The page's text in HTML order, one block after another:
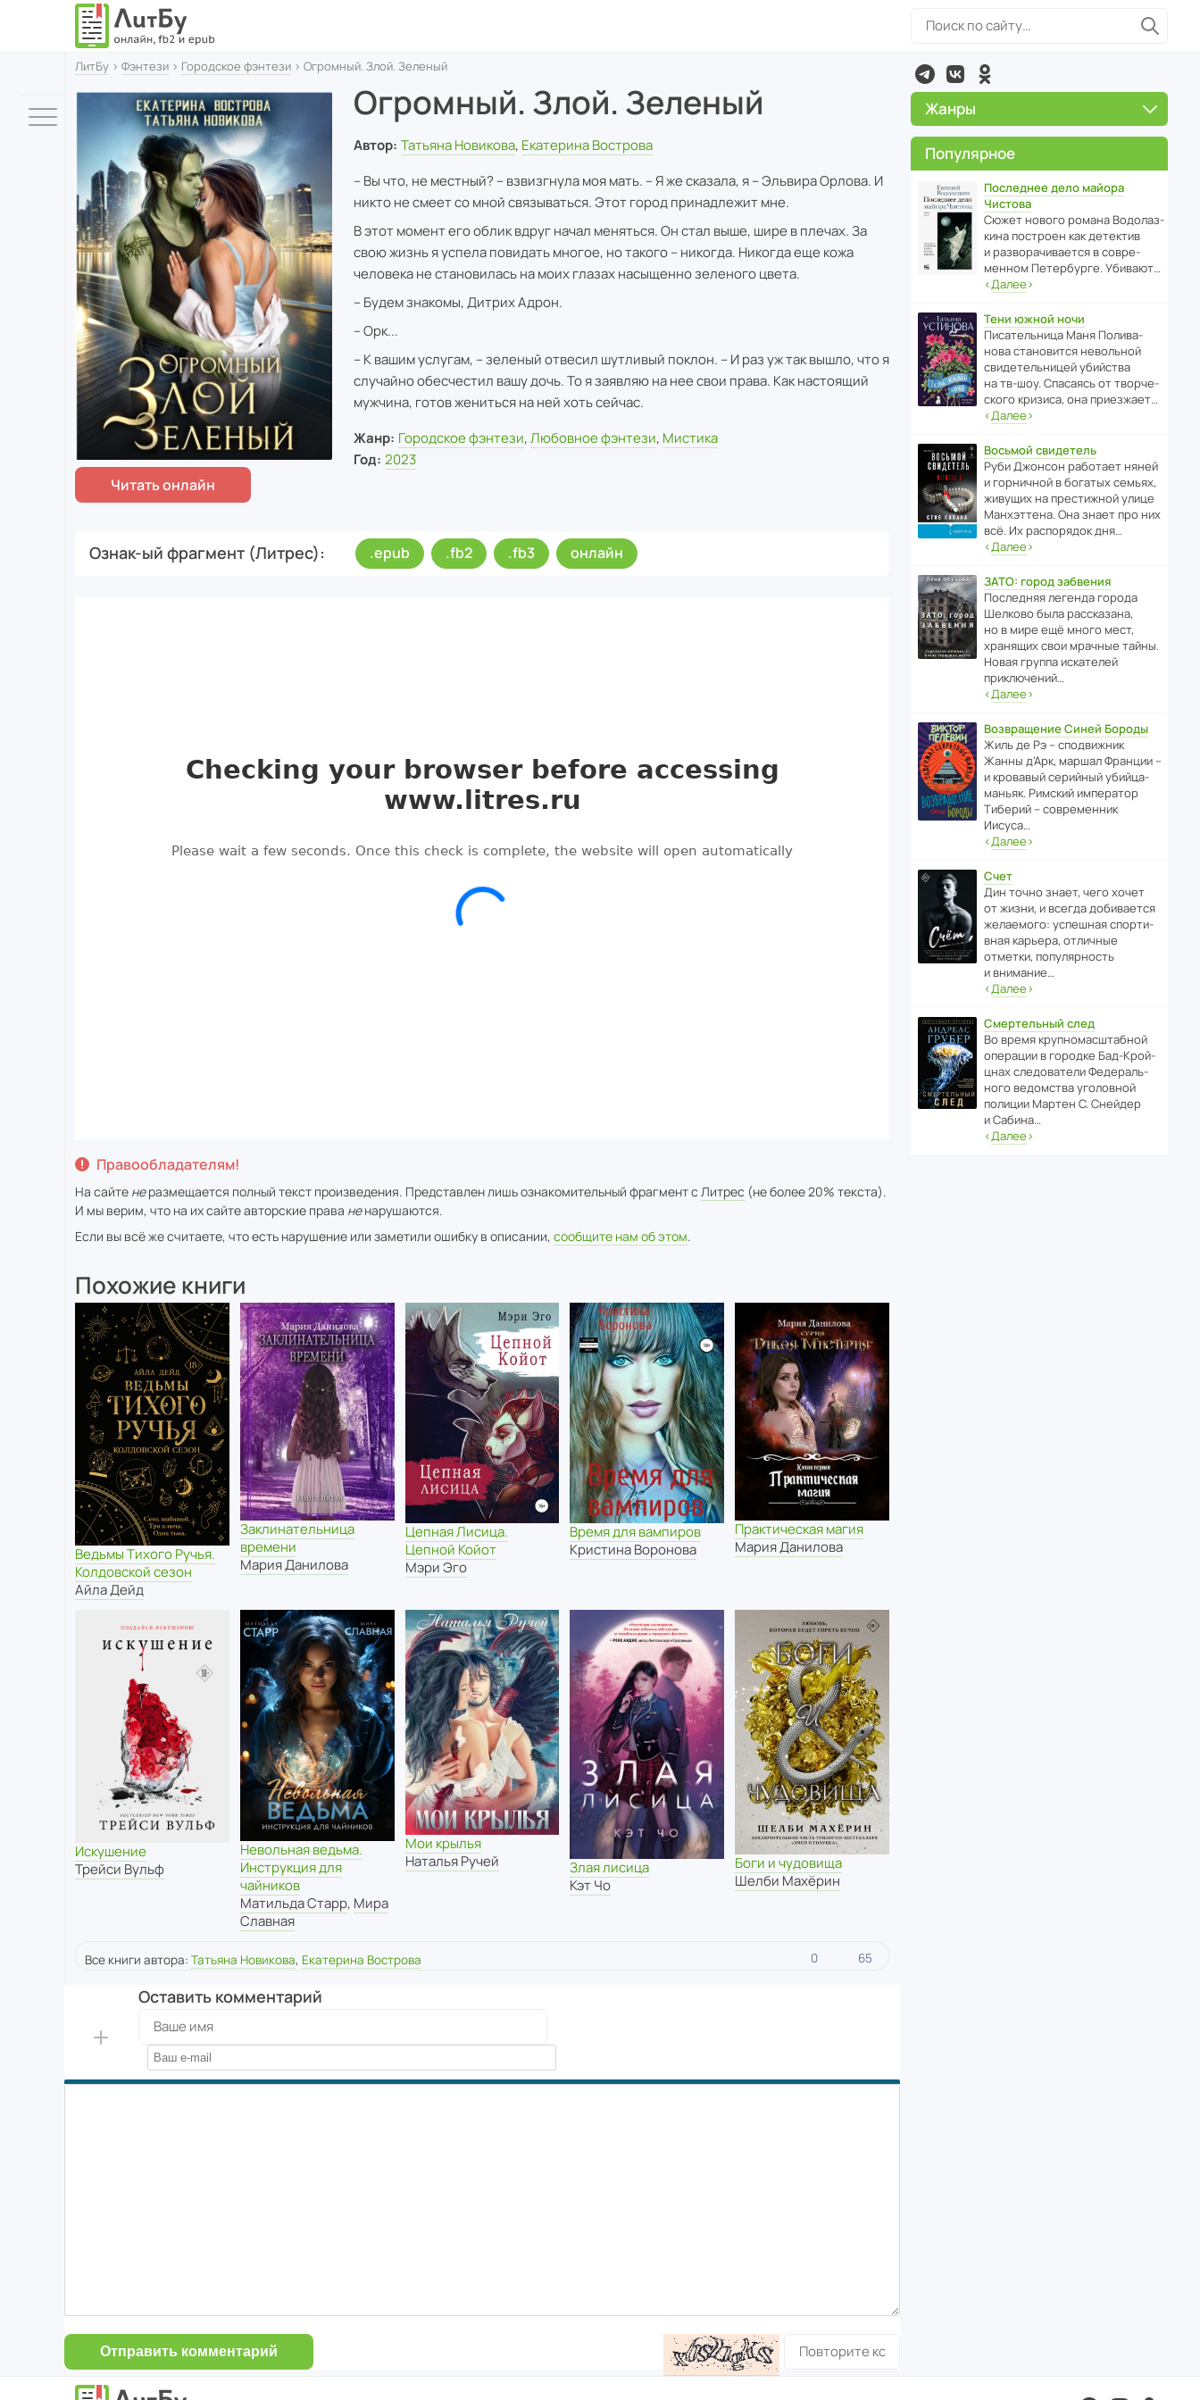
ЛитБу › Фэнтези › Городское фэнтези › Огромный. Злой. Зеленый
Огромный. Злой. Зеленый
Автор: Татьяна Новикова, Екатерина Вострова
– Вы что, не местный? – взвизгнула моя мать. – Я же сказала, я – Эльвира Орлова. И
никто не смеет со мной связываться. Этот город принадлежит мне.
В этот момент его облик вдруг начал меняться. Он стал выше, шире в плечах. За
свою жизнь я успела повидать многое, но такого – никогда. Никогда еще кожа
человека не становилась на моих глазах насыщенно зеленого цвета.
– Будем знакомы, Дитрих Адрон.
– Орк...
– К вашим услугам, – зеленый отвесил шутливый поклон. – И раз уж так вышло, что я
случайно обесчестил вашу дочь. То я заявляю на нее свои права. Как настоящий
мужчина, готов жениться на ней хоть сейчас.
Жанр: Городское фэнтези,Любовное фэнтези, Мистика
Год: 2023
Ознак-ый фрагмент (Литрес) .epub .fb2 .fb3 онлайн
Правообладателям!
На сайте неразмещается полный текст произведения. Представлен лишь ознакомительный фрагмент с Литрес (не более 20% текста).
И мы верим, что на их сайте авторские права ненарушаются.
Если вы всё же считаете, что есть нарушение или заметили ошибку в описании, сообщите нам об этом.
Похожие книги
Ведьмы Тихого Ручья.
Колдовской сезон
Айла Дейд
Заклинательница
времени
Мария Данилова
Цепная Лисица.
Цепной Койот
Мэри Эго
Время для вампиров
Кристина Воронова
Практическая магия
Мария Данилова
Искушение
Трейси Вульф
Невольная ведьма.
Инструкция для
чайников
Матильда Старр, Мира
Славная
Мои крылья
Наталья Ручей
Злая лисица
Кэт Чо
Боги и чудовища
Шелби Махёрин
Все книги автора: Татьяна Новикова, Екатерина Вострова 0 65
Оставить комментарий
Отправить комментарий
Жанры
Популярное
Последнее дело майора
Чистова
Сюжет нового романа Водо­ла­з­
кина пост­роен как дете­ктив
и разво­ра­чи­ва­ется в совре­
менном Пете­р­бурге. Убивают…
‹Далее›
Тени южной ночи
Писа­тель­ница Маня Поли­ва­
нова стано­вится невольной
свиде­тель­ницей убийства
на тв-шоу. Спасаясь от твор­че­
с­кого кризиса, она приезжает…
‹Далее›
Восьмой свидетель
Руби Джонсон рабо­тает няней
и горни­чной в богатых семьях,
живущих на прес­ти­жной улице
Манх­эт­тена. Она знает про них
всё. Их распо­рядок дня…
‹Далее›
ЗАТО: город забвения
После­дняя легенда города
Шелково была расска­зана,
но в мире ещё много мест,
хранящих свои мрачные тайны.
Новая группа иска­телей
приключений…
‹Далее›
Возвращение Синей Бороды
Жиль де Рэ – спод­ви­жник
Жанны д’Арк, маршал Франции –
и кровавый серийный убийца-
маньяк. Римский импе­ратор
Тиберий – совре­менник
Иисуса…
‹Далее›
Счет
Дин точно знает, чего хочет
от жизни, и всегда доби­ва­ется
жела­е­мого: успе­шная спор­ти­
вная карьера, отли­чные
отметки, попу­ля­р­ность
и внимание…
‹Далее›
Смертельный след
Во время круп­но­мас­ш­та­бной
операции в городке Бад‑Крой­
цнах следо­ва­тели Феде­раль­
ного ведомства уголо­вной
полиции Мартен С. Снейдер
и Сабина…
‹Далее›